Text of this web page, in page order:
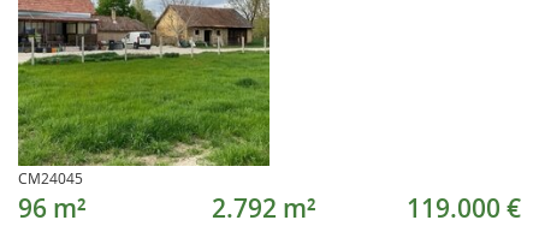
CM24045
96 m² 2.792 m² 119.000 €